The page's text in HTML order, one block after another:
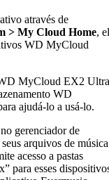
através de
> My Cloud Home,
WD MyCloud
MyCloud EX2
WD
ajudá-lo a usá-lo.
gerenciador de
arquivos de música
acesso a pastas
para esses